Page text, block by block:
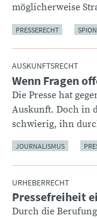
möglicherweise
PRESSERECHT
AUSKUNFTSRECHT
:Wenn Fragen
Die Presse hat
Auskunft. Doch in
schwierig, ihn
JOURNALISMUS
URHEBERRECHT
:Pressefreiheit
Durch die